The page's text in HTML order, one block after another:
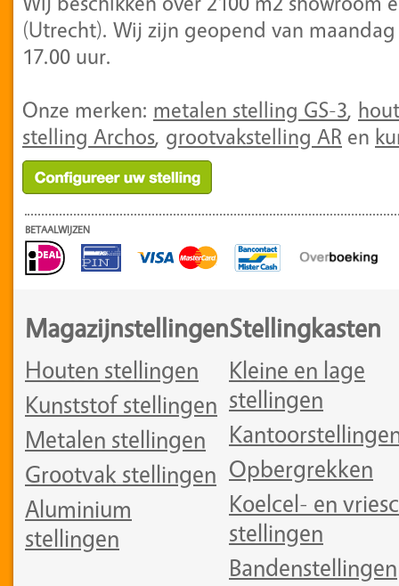
(Utrecht). Wij zijn geopend van
17.00 uur.
Onze merken: metalen stelling GS-3,
stelling Archos, grootvakstelling AR en
BETAALWIJZEN
Magazijnstellingen
Houten stellingen
Kunststof stellingen
Metalen stellingen
Grootvak stellingen
Aluminium
stellingen
Stellingkasten
Kleine en lage
stellingen
Opbergrekken
Koelcel- en
stellingen
Bandenstellingen